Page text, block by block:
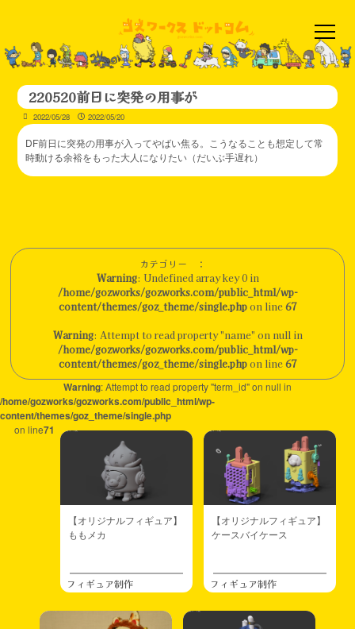
220520前日に突発の用事が
2022/05/28 2022/05/20
DF前日に突発の用事が入ってやばい焦る。こうなることも想定して常
時動ける余裕をもった大人になりたい（だいぶ手遅れ）
カテゴリー ：
Warning: Undefined array key 0 in
/home/gozworks/gozworks.com/public_html/wp-
content/themes/goz_theme/single.phpon line67
Warning: Attempt to read property "name" on null in
/home/gozworks/gozworks.com/public_html/wp-
content/themes/goz_theme/single.phpon line67
Warning: Attempt to read property "term_id" on null in
/home/gozworks/gozworks.com/public_html/wp-
content/themes/goz_theme/single.php
on line71
【オリジナルフィギュア】
ももメカ
フィギュア制作
【オリジナルフィギュア】
ケースバイケース
フィギュア制作